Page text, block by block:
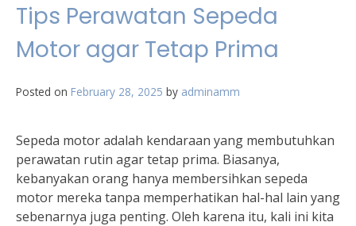
Tips Perawatan Sepeda
Motor agar Tetap Prima
Posted on February 28, 2025 by adminamm
Sepeda motor adalah kendaraan yang membutuhkan
perawatan rutin agar tetap prima. Biasanya,
kebanyakan orang hanya membersihkan sepeda
motor mereka tanpa memperhatikan hal-hal lain yang
sebenarnya juga penting. Oleh karena itu, kali ini kita